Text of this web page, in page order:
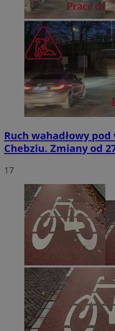
Ruch wahadłowy
Chebziu. Zmiany od
17